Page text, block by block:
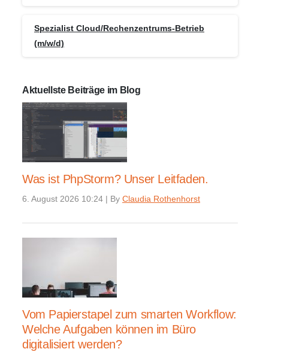
Spezialist Cloud/Rechenzentrums-Betrieb
(m/w/d)
Aktuellste Beiträge im Blog
Was ist PhpStorm? Unser Leitfaden.
6. August 2026 10:24 | By Claudia Rothenhorst
Vom Papierstapel zum smarten Workflow:
Welche Aufgaben können im Büro
digitalisiert werden?